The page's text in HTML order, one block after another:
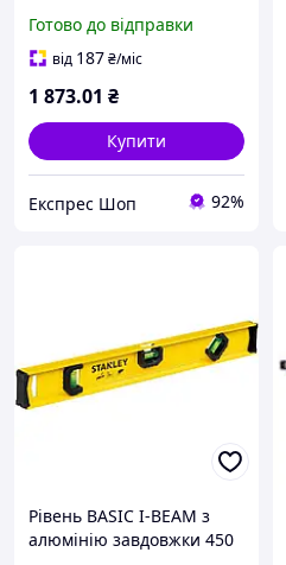
з трьома капсулами і
магнітами STANLEY
Готово до відправки
від 187₴/міс
1 873.01 ₴
Купити
Експрес Шоп 92%
Рівень BASIC I-BEAM з
алюмінію завдовжки 450